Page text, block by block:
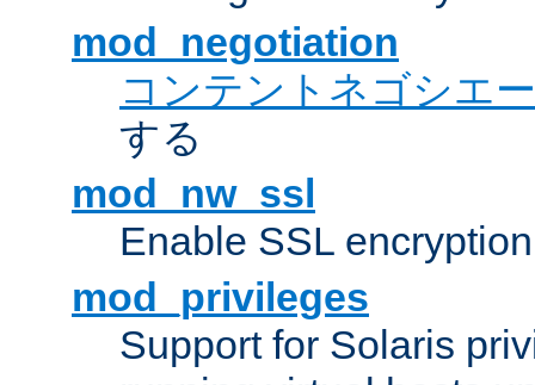
mod_negotiation
コンテントネゴシエ
する
mod_nw_ssl
Enable SSL
mod_privileges
Support for Solaris